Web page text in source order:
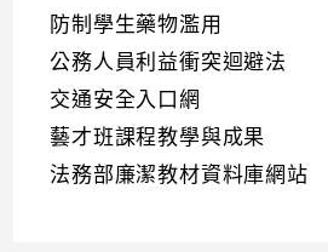
防制學生藥物濫用
公務人員利益衝突迴避法
交通安全入口網
藝才班課程教學與成果
法務部廉潔教材資料庫網站